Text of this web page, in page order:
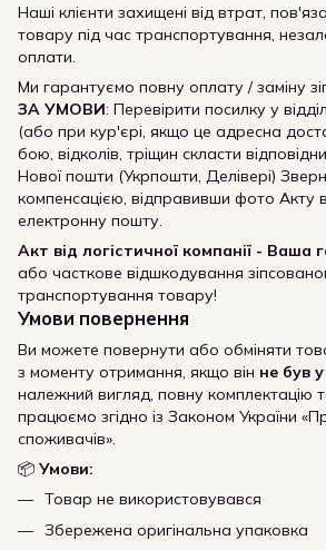
Наші клієнти захищені від втрат,
товару під час транспортування,
оплати.
Ми гарантуємо повну оплату / заміну
ЗА УМОВИ: Перевірити посилку у
(або при кур'єрі, якщо це адресна
бою, відколів, тріщин скласти
Нової пошти (Укрпошти, Делівері)
компенсацією, відправивши фото Акту
електронну пошту.
Акт від логістичної компанії - Ваша
або часткове відшкодування
транспортування товару!
Умови повернення
Ви можете повернути або обміняти
з моменту отримання, якщо він не був
належний вигляд, повну комплектацію
працюємо згідно із Законом України
споживачів».
📦 Умови:
Товар не використовувався
Збережена оригінальна упаковка